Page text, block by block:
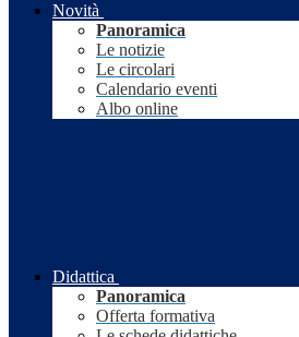
Novità
Panoramica
Le notizie
Le circolari
Calendario eventi
Albo online
Didattica
Panoramica
Offerta formativa